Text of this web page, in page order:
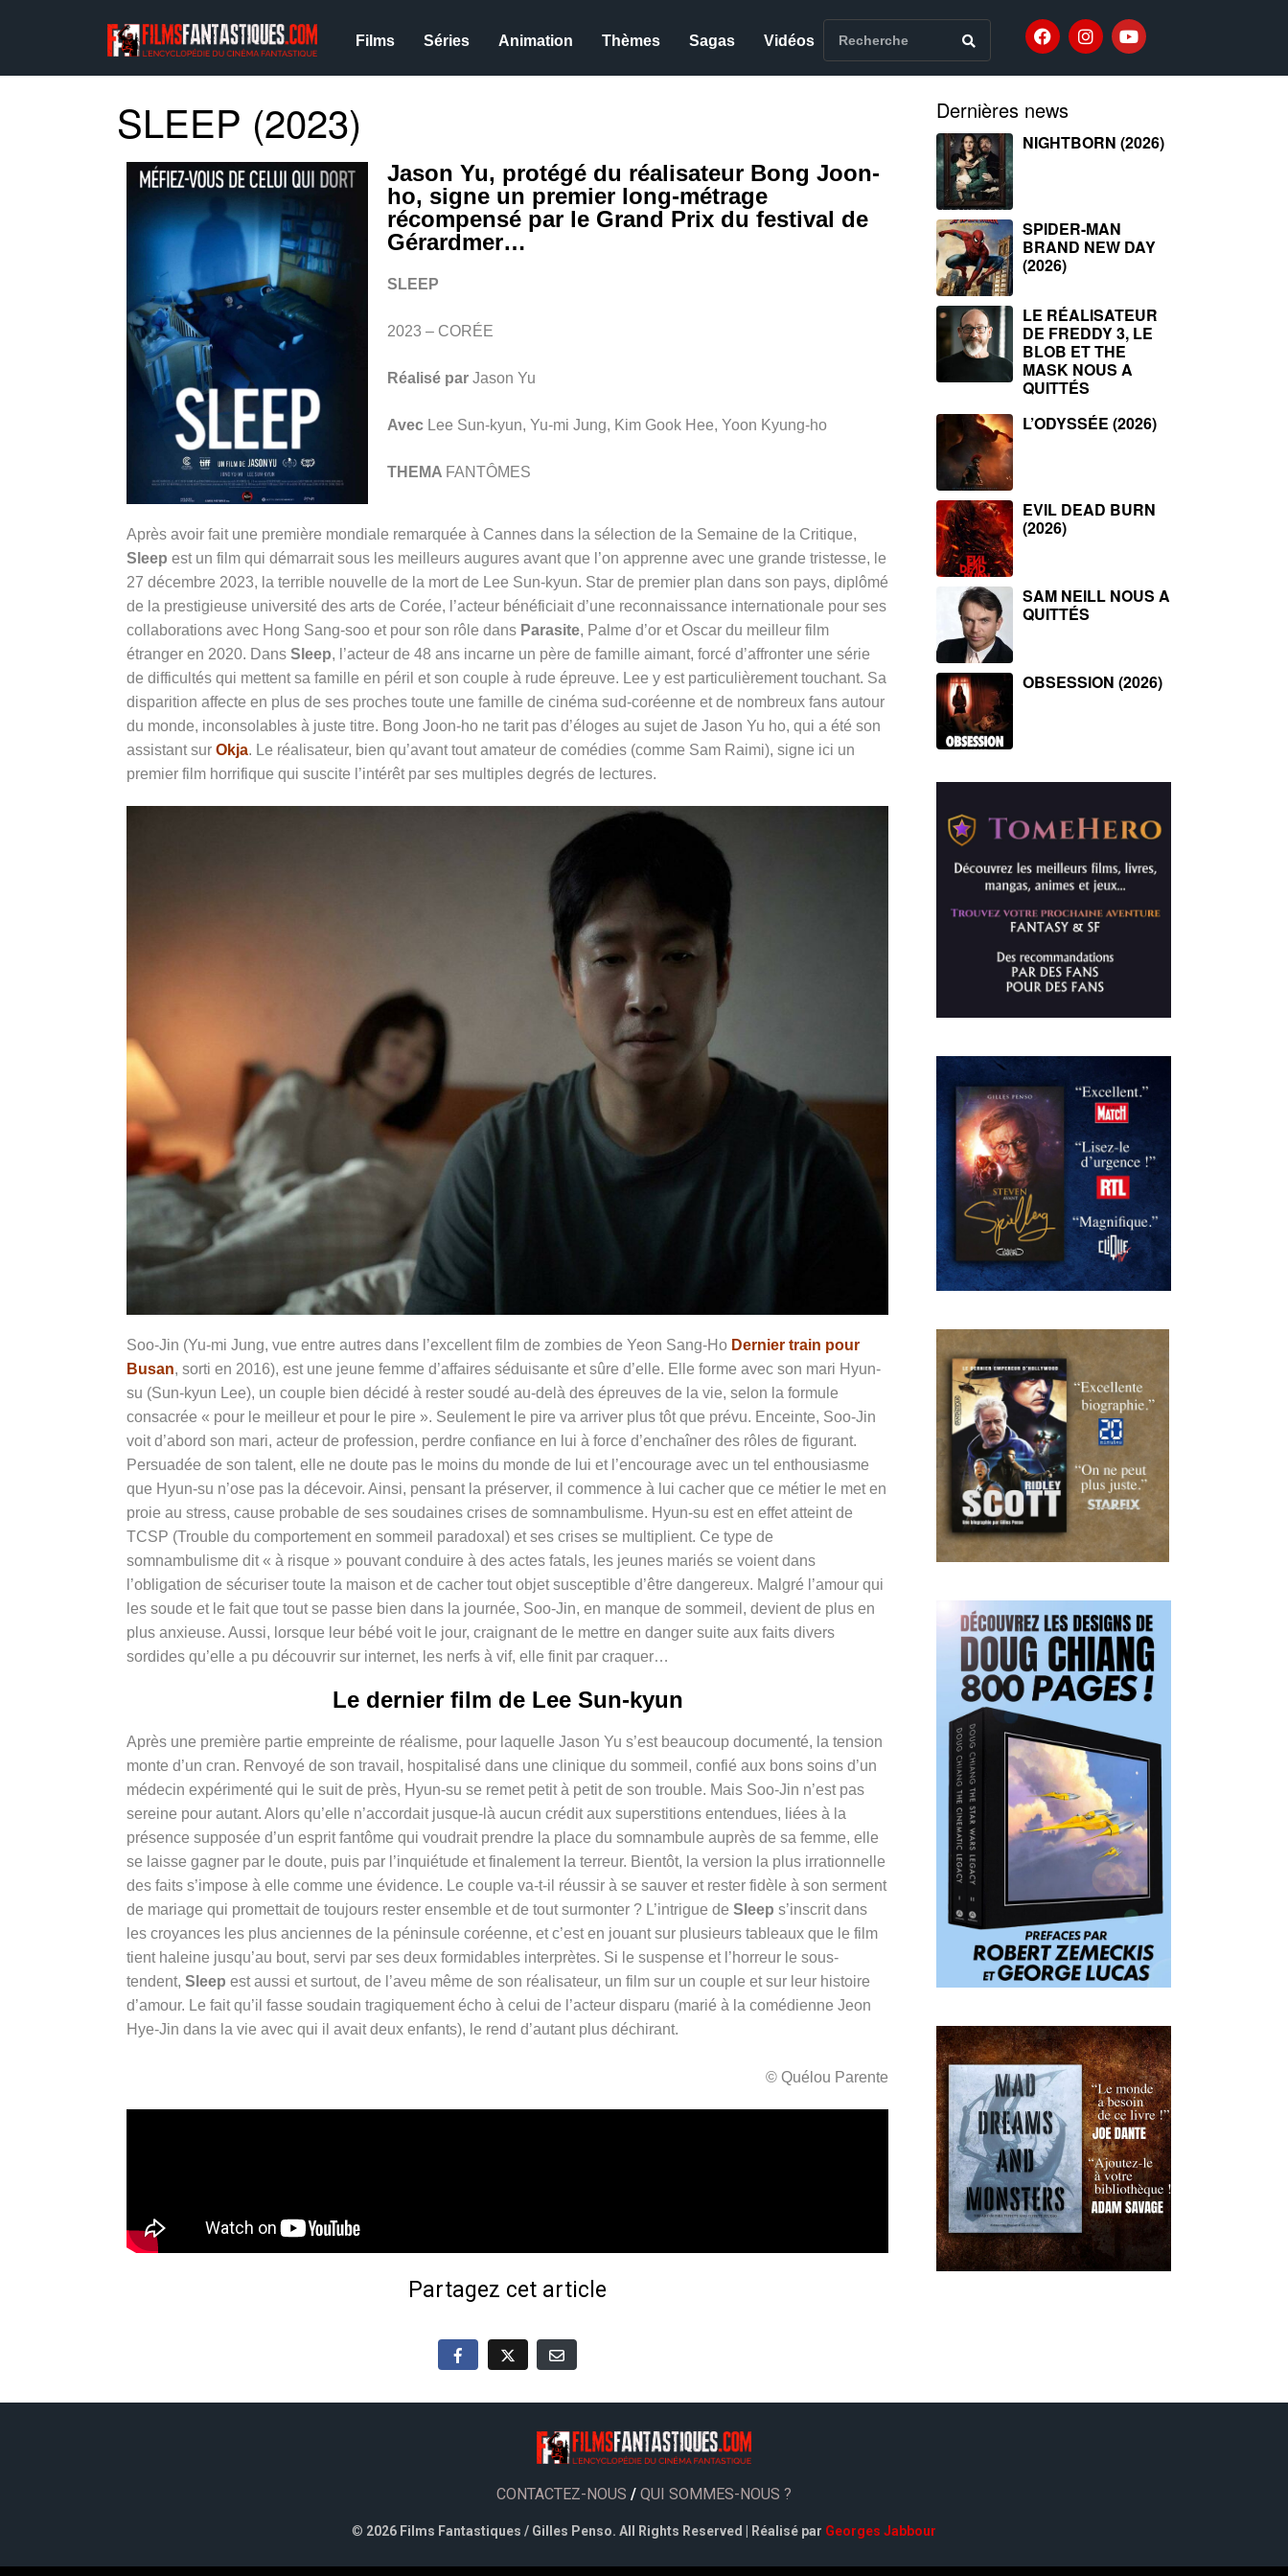
Films Séries Animation Thèmes Sagas Vidéos
SLEEP (2023)
Jason Yu, protégé du réalisateur Bong Joon-
ho, signe un premier long-métrage
récompensé par le Grand Prix du festival de
Gérardmer…
SLEEP
2023 – CORÉE
Réalisé par Jason Yu
Avec Lee Sun-kyun, Yu-mi Jung, Kim Gook Hee, Yoon Kyung-ho
THEMA FANTÔMES
Après avoir faitune première mondiale remarquée à Cannes dans la sélection de la Semaine de la Critique,
Sleep est un film qui démarrait sous les meilleurs augures avant que l’on apprenne avec une grande tristesse, le
27 décembre 2023, la terrible nouvelle de la mort de Lee Sun-kyun. Star de premier plan dans son pays, diplômé
de la prestigieuse université des arts de Corée, l’acteur bénéficiait d’une reconnaissance internationale pour ses
collaborations avec Hong Sang-soo et pour son rôle dans Parasite, Palme d’or et Oscar du meilleur film
étranger en 2020. Dans Sleep, l’acteur de 48 ans incarne un père de famille aimant, forcé d’affronter une série
de difficultés qui mettent sa famille en péril et son couple à rude épreuve. Lee y est particulièrement touchant. Sa
disparition affecte en plus de ses proches toute une famille de cinéma sud-coréenne et de nombreux fans autour
du monde, inconsolables à juste titre. Bong Joon-ho ne tarit pas d’éloges au sujet de Jason Yu ho, qui a été son
assistant sur Okja. Le réalisateur, bien qu’avant tout amateur de comédies (comme Sam Raimi), signe ici un
premier film horrifique qui suscite l’intérêt par ses multiples degrés de lectures.
Soo-Jin (Yu-mi Jung, vue entre autres dans l’excellent film de zombies de Yeon Sang-Ho Dernier train pour
Busan, sorti en 2016), est une jeune femme d’affaires séduisante et sûre d’elle. Elle forme avec son mari Hyun-
su (Sun-kyun Lee), un couple bien décidé à rester soudé au-delà des épreuves de la vie, selon la formule
consacrée « pour le meilleur et pour le pire ». Seulement le pire va arriver plus tôt que prévu. Enceinte, Soo-Jin
voit d’abord son mari, acteur de profession, perdre confiance en lui à force d’enchaîner des rôles de figurant.
Persuadée de son talent, elle ne doute pas le moins du monde de lui et l’encourage avec un tel enthousiasme
que Hyun-su n’ose pas la décevoir. Ainsi, pensant la préserver, il commence à lui cacher que ce métier le met en
proie au stress, cause probable de ses soudaines crises de somnambulisme. Hyun-su est en effet atteint de
TCSP (Trouble du comportement en sommeil paradoxal) et ses crises se multiplient. Ce type de
somnambulisme dit « à risque » pouvant conduire à des actes fatals, les jeunes mariés se voient dans
l’obligation de sécuriser toute la maison et de cacher tout objet susceptible d’être dangereux. Malgré l’amour qui
les soude et le fait que tout se passe bien dans la journée, Soo-Jin, en manque de sommeil, devient de plus en
plus anxieuse. Aussi, lorsque leur bébé voit le jour, craignant de le mettre en danger suite aux faits divers
sordides qu’elle a pu découvrir sur internet, les nerfs à vif, elle finit par craquer…
Le dernier film de Lee Sun-kyun
Après une première partie empreinte de réalisme, pour laquelle Jason Yu s’est beaucoup documenté, la tension
monte d’un cran. Renvoyé de son travail, hospitalisé dans une clinique du sommeil, confié aux bons soins d’un
médecin expérimenté qui le suit de près, Hyun-su se remet petit à petit de son trouble. Mais Soo-Jin n’est pas
sereine pour autant. Alors qu’elle n’accordait jusque-là aucun crédit aux superstitions entendues, liées à la
présence supposée d’un esprit fantôme qui voudrait prendre la place du somnambule auprès de sa femme, elle
se laisse gagner par le doute, puis par l’inquiétude et finalement la terreur. Bientôt, la version la plus irrationnelle
des faits s’impose à elle comme une évidence. Le couple va-t-il réussir à se sauver et rester fidèle à son serment
de mariage qui promettait de toujours rester ensemble et de tout surmonter ? L’intrigue de Sleep s’inscrit dans
les croyances les plus anciennes de la péninsule coréenne, et c’est en jouant sur plusieurs tableaux que le film
tient haleine jusqu’au bout, servi par ses deux formidables interprètes. Si le suspense et l’horreur le sous-
tendent, Sleep est aussi et surtout, de l’aveu même de son réalisateur, un film sur un couple et sur leur histoire
d’amour. Le fait qu’il fasse soudain tragiquement écho à celui de l’acteur disparu (marié à la comédienne Jeon
Hye-Jin dans la vie avec qui il avait deux enfants), le rend d’autant plus déchirant.
© Quélou Parente
Partagez cet article
Dernières news
NIGHTBORN (2026)
SPIDER-MAN
BRAND NEW DAY
(2026)
LE RÉALISATEUR
DE FREDDY 3, LE
BLOB ET THE
MASK NOUS A
QUITTÉS
L’ODYSSÉE (2026)
EVIL DEAD BURN
(2026)
SAM NEILL NOUS A
QUITTÉS
OBSESSION (2026)
CONTACTEZ-NOUS / QUI SOMMES-NOUS ?
© 2026 Films Fantastiques / Gilles Penso. All Rights Reserved | Réalisé par Georges Jabbour